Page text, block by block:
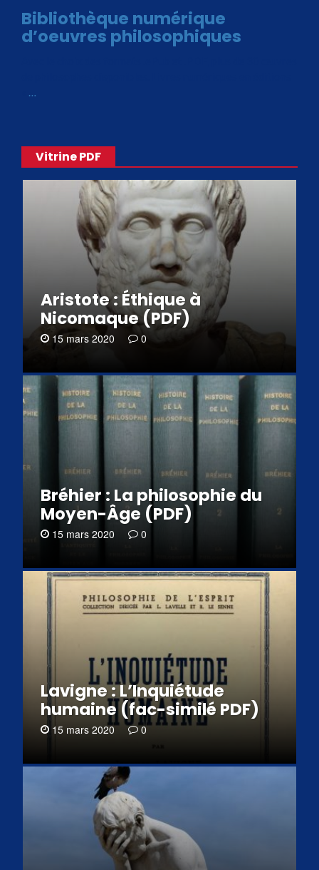
Bibliothèque numérique
d’oeuvres philosophiques
…
Vitrine PDF
Aristote : Éthique à
Nicomaque (PDF)
15 mars 2020 0
Bréhier : La philosophie du
Moyen-Âge (PDF)
15 mars 2020 0
Lavigne : L’Inquiétude
humaine (fac-similé PDF)
15 mars 2020 0